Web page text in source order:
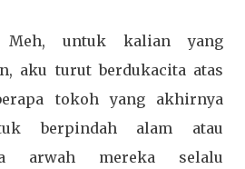
untuk kalian yang
aku turut berdukacita atas
tokoh yang akhirnya
berpindah alam atau
arwah mereka selalu